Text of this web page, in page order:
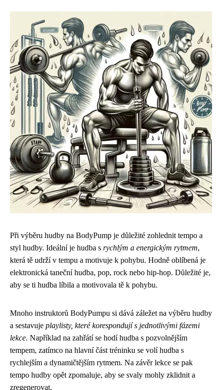
Při výběru hudby na BodyPump je důležité zohlednit tempo a
styl hudby. Ideální je hudba s rychlým a energickým rytmem,
která tě udrží v tempu a motivuje k pohybu. Hodně oblíbená je
elektronická taneční hudba, pop, rock nebo hip-hop. Důležité je,
aby se ti hudba líbila a motivovala tě k pohybu.
Mnoho instruktorů BodyPumpu si dává záležet na výběru hudby
a sestavuje playlisty, které korespondují s jednotlivými fázemi
lekce. Například na zahřátí se hodí hudba s pozvolnějším
tempem, zatímco na hlavní část tréninku se volí hudba s
rychlejším a dynamičtějším rytmem. Na závěr lekce se pak
tempo hudby opět zpomaluje, aby se svaly mohly zklidnit a
zregenerovat.